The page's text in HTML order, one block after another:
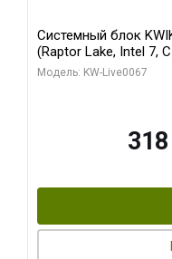
Системный блок
(Raptor Lake, Intel 7,
RTX5080
Модель: KW-Live0067